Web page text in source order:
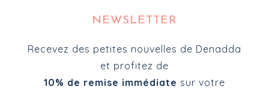
NEWSLETTER
Recevez des petites nouvelles de Denadda
et profitez de
10% de remise immédiate sur votre